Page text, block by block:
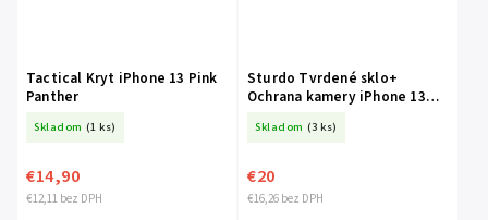
Tactical Kryt iPhone 13 Pink
Panther
Skladom (1 ks)
€12,11 bez DPH
€14,90
Sturdo Tvrdené sklo+
Ochrana kamery iPhone 13
Skladom (3 ks)
€16,26 bez DPH
€20